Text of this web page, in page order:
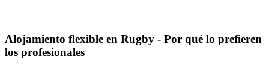
Alojamiento flexible en Rugby - Por qué lo prefieren
los profesionales